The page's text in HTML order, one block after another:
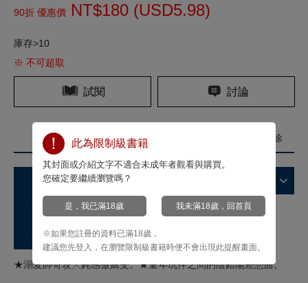
90折 優惠價 NT$180 (USD5.98)
庫存>10
※ 不可超取
試閱 討論
標籤 我要刪除
故事簡介
作家介紹
★溺愛帥哥攻╳鈍感傲嬌受。★童年玩伴之間的陰錯陽差戀曲。
此為限制級書籍
其封面或介紹文字不適合未成年者觀看與購買。
您確定要繼續瀏覽嗎？
是，我已滿18歲 我未滿18歲，回首頁
※如果您註冊的資料已滿18歲，
建議您先登入，在瀏覽限制級書籍時便不會出現此提醒畫面。